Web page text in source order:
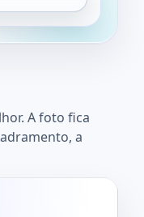
A foto fica
a